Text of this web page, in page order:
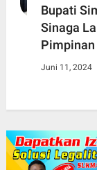
Bupati
Sinaga
Juni 11, 2024